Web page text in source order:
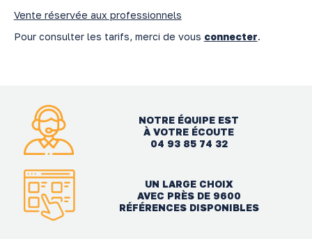
Vente réservée aux professionnels
Pour consulter les tarifs, merci de vous connecter.
NOTRE ÉQUIPE EST
À VOTRE ÉCOUTE
04 93 85 74 32
UN LARGE CHOIX
AVEC PRÈS DE 9600
RÉFÉRENCES DISPONIBLES